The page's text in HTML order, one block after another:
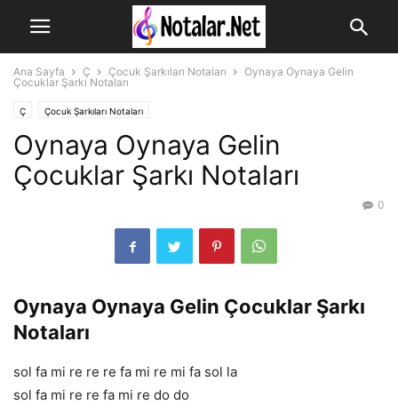
Ana Sayfa Ç Çocuk Şarkıları Notaları
Oynaya Oynaya Gelin
Çocuklar Şarkı Notaları
Ç Çocuk Şarkıları Notaları
Oynaya Oynaya Gelin
Çocuklar Şarkı Notaları
0
Oynaya Oynaya Gelin Çocuklar Şarkı
Notaları
sol fa mi re re re fa mi re mi fa sol la
sol fa mi re re fa mi re do do